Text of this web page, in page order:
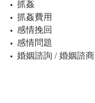
抓姦
抓姦費用
感情挽回
感情問題
婚姻諮詢 / 婚姻諮商